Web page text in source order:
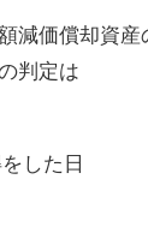
減価償却資
判定は
した日